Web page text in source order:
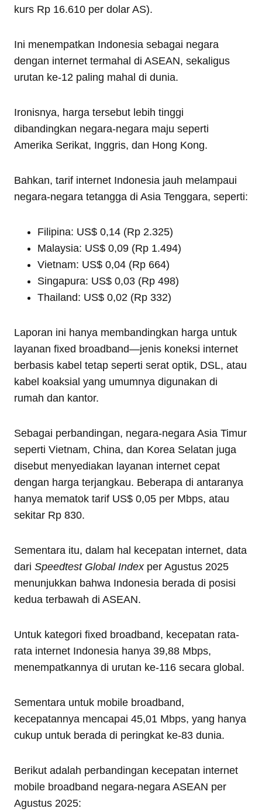
kurs Rp 16.610 per dolar AS).
Ini menempatkan Indonesia sebagai negara
dengan internet termahal di ASEAN, sekaligus
urutan ke-12 paling mahal di dunia.
Ironisnya, harga tersebut lebih tinggi
dibandingkan negara-negara maju seperti
Amerika Serikat, Inggris, dan Hong Kong.
Bahkan, tarif internet Indonesia jauh melampaui
negara-negara tetangga di Asia Tenggara, seperti:
Filipina: US$ 0,14 (Rp 2.325)
Malaysia: US$ 0,09 (Rp 1.494)
Vietnam: US$ 0,04 (Rp 664)
Singapura: US$ 0,03 (Rp 498)
Thailand: US$ 0,02 (Rp 332)
Laporan ini hanya membandingkan harga untuk
layanan fixed broadband—jenis koneksi internet
berbasis kabel tetap seperti serat optik, DSL, atau
kabel koaksial yang umumnya digunakan di
rumah dan kantor.
Sebagai perbandingan, negara-negara Asia Timur
seperti Vietnam, China, dan Korea Selatan juga
disebut menyediakan layanan internet cepat
dengan harga terjangkau. Beberapa di antaranya
hanya mematok tarif US$ 0,05 per Mbps, atau
sekitar Rp 830.
Sementara itu, dalam hal kecepatan internet, data
dari Speedtest Global Indexper Agustus 2025
menunjukkan bahwa Indonesia berada di posisi
kedua terbawah di ASEAN.
Untuk kategori fixed broadband, kecepatan rata-
rata internet Indonesia hanya 39,88 Mbps,
menempatkannya di urutan ke-116 secara global.
Sementara untuk mobile broadband,
kecepatannya mencapai 45,01 Mbps, yang hanya
cukup untuk berada di peringkat ke-83 dunia.
Berikut adalah perbandingan kecepatan internet
mobile broadband negara-negara ASEAN per
Agustus 2025: